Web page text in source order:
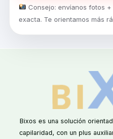
Consejo: envíanos fotos
exacta. Te orientamos más
Bixos es una solución
capilaridad, con un plus